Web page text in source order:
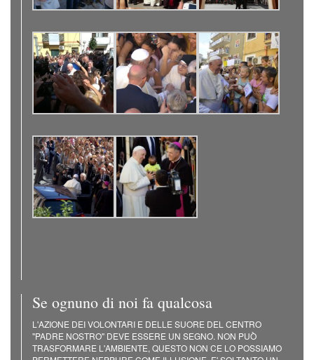
Se ognuno di noi fa qualcosa
L'AZIONE DEI VOLONTARI E DELLE SUORE DEL CENTRO
"PADRE NOSTRO" DEVE ESSERE UN SEGNO. NON PUÒ
TRASFORMARE L'AMBIENTE, QUESTO NON CE LO POSSIAMO